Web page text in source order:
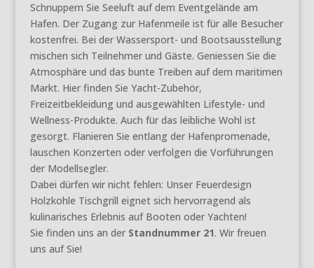
Schnuppern Sie Seeluft auf dem Eventgelände am
Hafen. Der Zugang zur Hafenmeile ist für alle Besucher
kostenfrei. Bei der Wassersport- und Bootsausstellung
mischen sich Teilnehmer und Gäste. Geniessen Sie die
Atmosphäre und das bunte Treiben auf dem maritimen
Markt. Hier finden Sie Yacht-Zubehör,
Freizeitbekleidung und ausgewählten Lifestyle- und
Wellness-Produkte. Auch für das leibliche Wohl ist
gesorgt. Flanieren Sie entlang der Hafenpromenade,
lauschen Konzerten oder verfolgen die Vorführungen
der Modellsegler.
Dabei dürfen wir nicht fehlen: Unser Feuerdesign
Holzkohle Tischgrill eignet sich hervorragend als
kulinarisches Erlebnis auf Booten oder Yachten!
Sie finden uns an der Standnummer 21. Wir freuen
uns auf Sie!